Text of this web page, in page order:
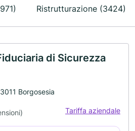
Ristrutturazione (3424)
di Sicurezza
Borgosesia
Tariffa aziendale